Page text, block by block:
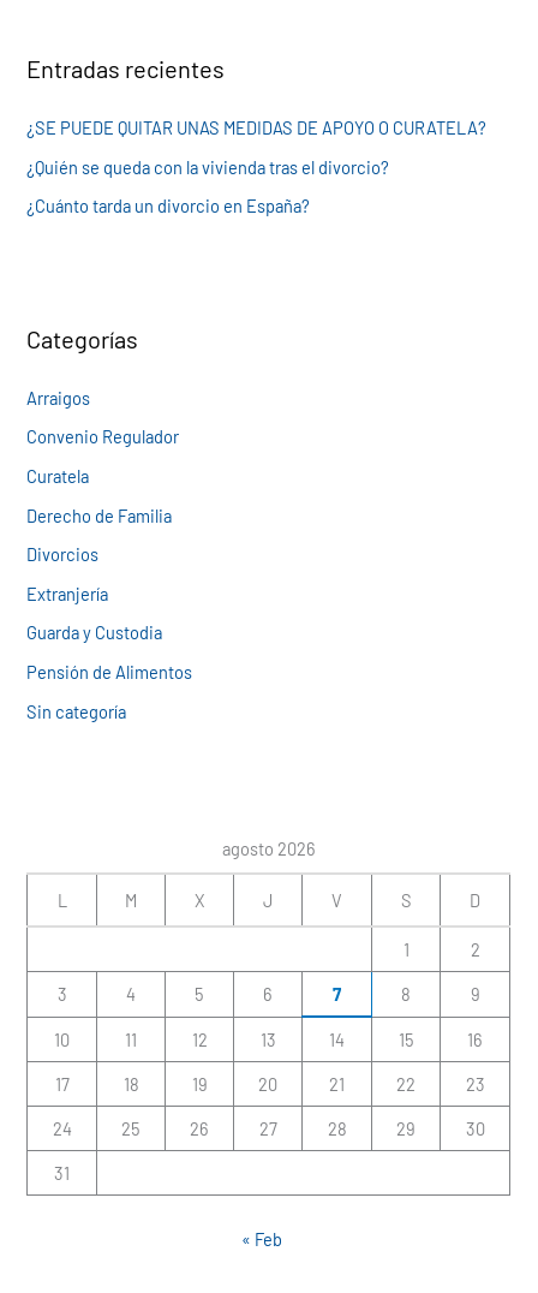
a
p
o
r
Entradas recientes
¿SE PUEDE QUITAR UNAS MEDIDAS DE APOYO O CURATELA?
¿Quién se queda con la vivienda tras el divorcio?
¿Cuánto tarda un divorcio en España?
Categorías
Arraigos
Convenio Regulador
Curatela
Derecho de Familia
Divorcios
Extranjería
Guarda y Custodia
Pensión de Alimentos
Sin categoría
agosto 2026
L M X J V S D
1 2
3 4 5 6 7 8 9
10 11 12 13 14 15 16
17 18 19 20 21 22 23
24 25 26 27 28 29 30
31
« Feb